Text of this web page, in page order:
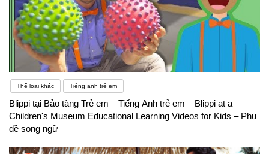
Thể loại khác Tiếng anh trẻ em
Blippi tại Bảo tàng Trẻ em – Tiếng Anh trẻ em – Blippi at a
Children's Museum Educational Learning Videos for Kids – Phụ
đề song ngữ